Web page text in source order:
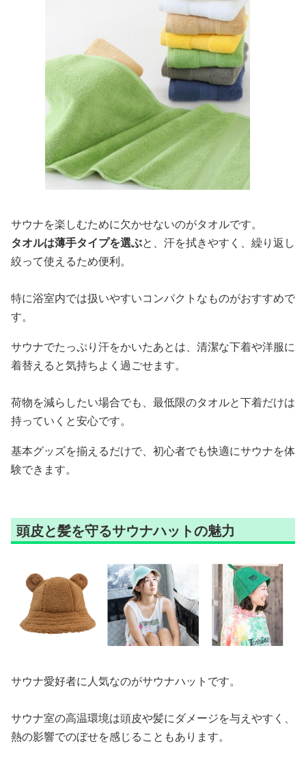
サウナを楽しむために欠かせないのがタオルです。
タオルは薄手タイプを選ぶと、汗を拭きやすく、繰り返し
絞って使えるため便利。
特に浴室内では扱いやすいコンパクトなものがおすすめで
す。
サウナでたっぷり汗をかいたあとは、清潔な下着や洋服に
着替えると気持ちよく過ごせます。
荷物を減らしたい場合でも、最低限のタオルと下着だけは
持っていくと安心です。
基本グッズを揃えるだけで、初心者でも快適にサウナを体
験できます。
頭皮と髪を守るサウナハットの魅力
サウナ愛好者に人気なのがサウナハットです。
サウナ室の高温環境は頭皮や髪にダメージを与えやすく、
熱の影響でのぼせを感じることもあります。